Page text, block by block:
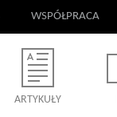
WSPÓŁPRACA
ARTYKUŁY